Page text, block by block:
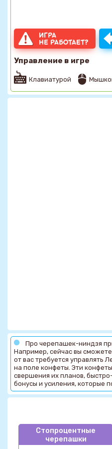
ИГРА
НЕ РАБОТАЕТ?
Управление в игре
Клавиатурой
Про черепашек-ниндзя
Например, сейчас вы
от вас требуется управлять
на поле конфеты. Эти
свершения их планов,
бонусы и усиления, которые
Стопроцентные
черепашки